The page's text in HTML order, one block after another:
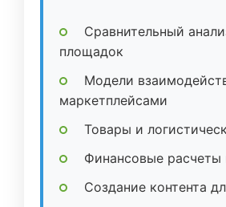
Сравнительный
площадок
Модели
маркетплейсами
Товары и
Финансовые расчеты
Создание контента